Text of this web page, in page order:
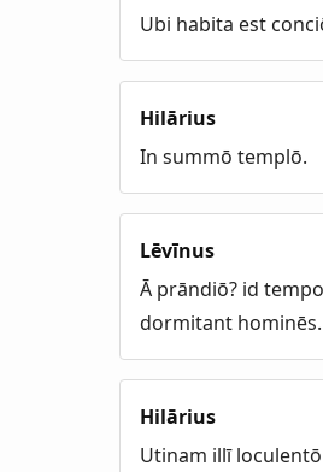
Ubi habita est
Hilārius
In summō templō.
Lēvīnus
Ā prāndiō? id
dormitant hominēs.
Hilārius
Utinam illī loculentō